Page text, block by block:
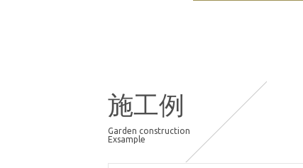
施工例
Garden construction
Exsample